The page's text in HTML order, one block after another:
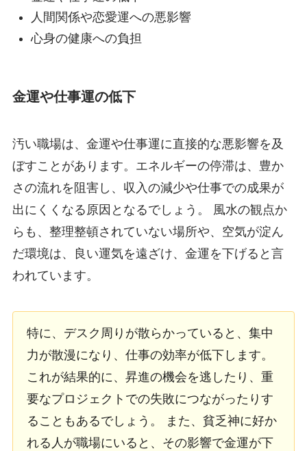
人間関係や恋愛運への悪影響
心身の健康への負担
金運や仕事運の低下
汚い職場は、金運や仕事運に直接的な悪影響を及
ぼすことがあります。エネルギーの停滞は、豊か
さの流れを阻害し、収入の減少や仕事での成果が
出にくくなる原因となるでしょう。 風水の観点か
らも、整理整頓されていない場所や、空気が淀ん
だ環境は、良い運気を遠ざけ、金運を下げると言
われています。
特に、デスク周りが散らかっていると、集中
力が散漫になり、仕事の効率が低下します。
これが結果的に、昇進の機会を逃したり、重
要なプロジェクトでの失敗につながったりす
ることもあるでしょう。 また、貧乏神に好か
れる人が職場にいると、その影響で金運が下